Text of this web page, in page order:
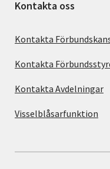
Kontakta oss
Kontakta
Kontakta
Kontakta Avdelningar
Visselblåsarfunktion